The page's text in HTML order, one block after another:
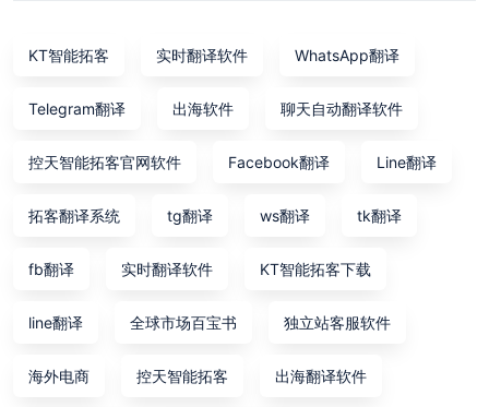
KT智能拓客 实时翻译软件 WhatsApp翻译
Telegram翻译 出海软件 聊天自动翻译软件
控天智能拓客官网软件 Facebook翻译 Line翻译
拓客翻译系统 tg翻译 ws翻译 tk翻译
fb翻译 实时翻译软件 KT智能拓客下载
line翻译 全球市场百宝书 独立站客服软件
海外电商 控天智能拓客 出海翻译软件